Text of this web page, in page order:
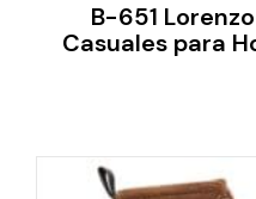
B-651
Casuales para